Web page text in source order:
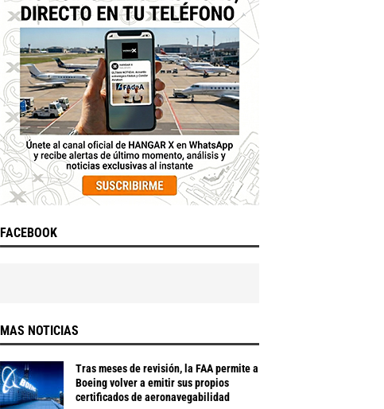
FACEBOOK
MAS NOTICIAS
Tras meses de revisión, la FAA permite a
Boeing volver a emitir sus propios
certificados de aeronavegabilidad